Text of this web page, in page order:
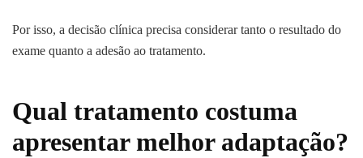
Por isso, a decisão clínica precisa considerar tanto o resultado do
exame quanto a adesão ao tratamento.
Qual tratamento costuma
apresentar melhor adaptação?